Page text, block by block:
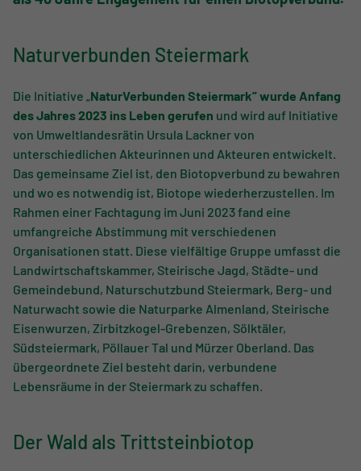
Naturverbunden Steiermark
Die Initiative „NaturVerbunden Steiermark” wurde Anfang
des Jahres 2023 ins Leben gerufen und wird auf Initiative
von Umweltlandesrätin Ursula Lackner von
unterschiedlichen Akteurinnen und Akteuren entwickelt.
Das gemeinsame Ziel ist, den Biotopverbund zu bewahren
und wo es notwendig ist, Biotope wiederherzustellen. Im
Rahmen einer Fachtagung im Juni 2023 fand eine
umfangreiche Abstimmung mit verschiedenen
Organisationen statt. Diese vielfältige Gruppe umfasst die
Landwirtschaftskammer, Steirische Jagd, Städte- und
Gemeindebund, Naturschutzbund Steiermark, Berg- und
Naturwacht sowie die Naturparke Almenland, Steirische
Eisenwurzen, Zirbitzkogel-Grebenzen, Sölktäler,
Südsteiermark, Pöllauer Tal und Mürzer Oberland. Das
übergeordnete Ziel besteht darin, verbundene
Lebensräume in der Steiermark zu schaffen.
Der Wald als Trittsteinbiotop